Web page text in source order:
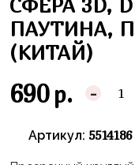
СФЕРА 3D,
ПАУТИНА,
(КИТАЙ)
690 р. -
Артикул: 5514186
45
см
81
см
Фольга
Выпускной
1
Хэллоуин
Девичник
Три
Кота
ми-
мишки
Грузовичок
г.
ул.
М.Горького,
62/2